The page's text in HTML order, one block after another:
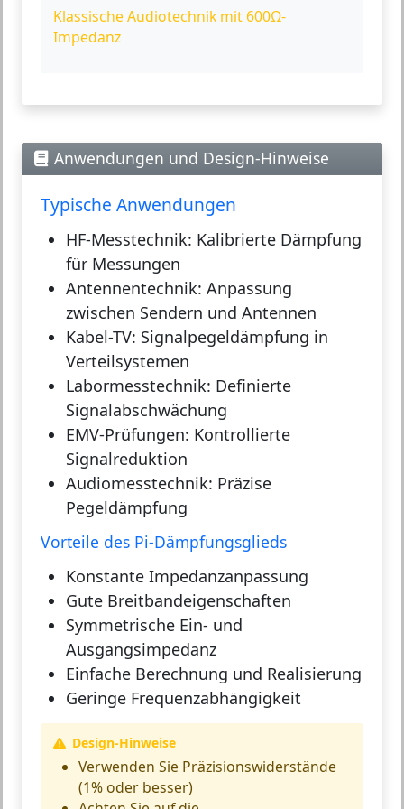
Klassische Audiotechnik mit 600Ω-
Impedanz
Anwendungen und Design-Hinweise
Typische Anwendungen
HF-Messtechnik: Kalibrierte Dämpfung
für Messungen
Antennentechnik: Anpassung
zwischen Sendern und Antennen
Kabel-TV: Signalpegeldämpfung in
Verteilsystemen
Labormesstechnik: Definierte
Signalabschwächung
EMV-Prüfungen: Kontrollierte
Signalreduktion
Audiomesstechnik: Präzise
Pegeldämpfung
Vorteile des Pi-Dämpfungsglieds
Konstante Impedanzanpassung
Gute Breitbandeigenschaften
Symmetrische Ein- und
Ausgangsimpedanz
Einfache Berechnung und Realisierung
Geringe Frequenzabhängigkeit
Design-Hinweise
Verwenden Sie Präzisionswiderstände
(1% oder besser)